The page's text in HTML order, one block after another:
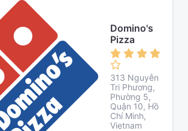
Domino's
Pizza
313 Nguyễn
Tri Phương,
Phường 5,
Quận 10, Hồ
Chí Minh,
Vietnam